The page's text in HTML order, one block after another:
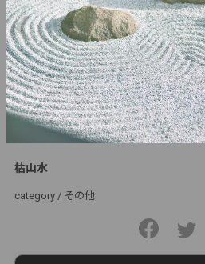
枯山水
category / その他